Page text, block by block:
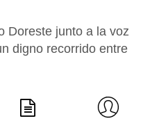
Doreste junto a la voz
digno recorrido entre